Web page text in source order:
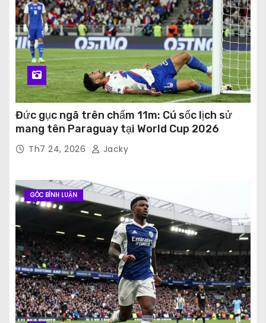
Đức gục ngã trên chấm 11m: Cú sốc lịch sử
mang tên Paraguay tại World Cup 2026
Th7 24, 2026 Jacky
GÓC BÌNH LUẬN